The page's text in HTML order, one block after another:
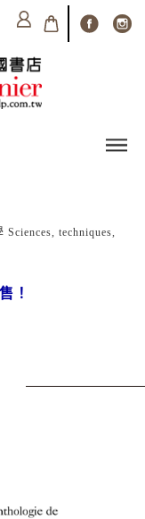
Sciences, techniques,
！